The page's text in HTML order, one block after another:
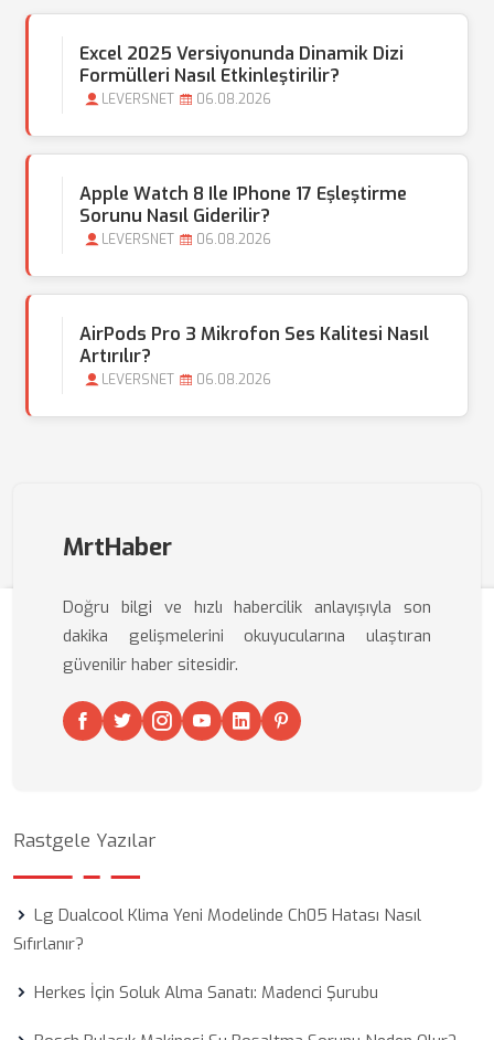
Excel 2025 Versiyonunda Dinamik Dizi
Formülleri Nasıl Etkinleştirilir?
LEVERSNET 06.08.2026
Apple Watch 8 Ile IPhone 17 Eşleştirme
Sorunu Nasıl Giderilir?
LEVERSNET 06.08.2026
AirPods Pro 3 Mikrofon Ses Kalitesi Nasıl
Artırılır?
LEVERSNET 06.08.2026
MrtHaber
Doğru bilgi ve hızlı habercilik anlayışıyla son
dakika gelişmelerini okuyucularına ulaştıran
güvenilir haber sitesidir.
Rastgele Yazılar
Lg Dualcool Klima Yeni Modelinde Ch05 Hatası Nasıl
Sıfırlanır?
Herkes İçin Soluk Alma Sanatı: Madenci Şurubu